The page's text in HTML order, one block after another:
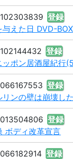
登録
えた日 DVD-
登録
ッポン居酒屋紀行
登録
リンの壁は崩壊し
登録
ボディ改革宣言
登録